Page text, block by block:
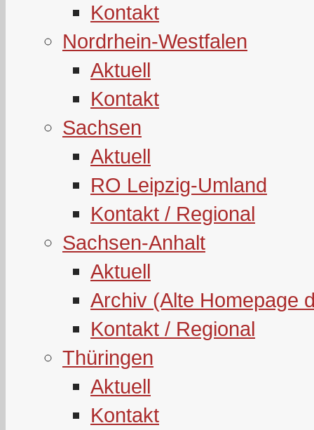
Kontakt
Nordrhein-Westfalen
Aktuell
Kontakt
Sachsen
Aktuell
RO Leipzig-Umland
Kontakt / Regional
Sachsen-Anhalt
Aktuell
Archiv (Alte Homepage
Kontakt / Regional
Thüringen
Aktuell
Kontakt